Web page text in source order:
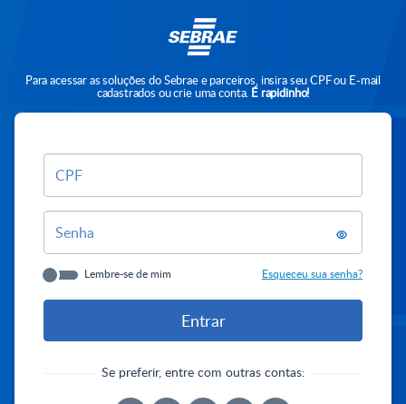
Para acessar as soluções do Sebrae e parceiros, insira seu CPF ou E-mail
cadastrados ou crie uma conta. É rapidinho!
CPF
Senha
Lembre-se de mim Esqueceu sua senha?
Se preferir, entre com outras contas: